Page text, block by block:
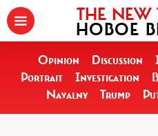
THE NEW
НОВОЕ
Opinion Discussion
Portrait
Investigation
Navalny
Trump